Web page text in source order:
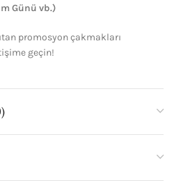
Günü vb.)
promosyon çakmakları
geçin!